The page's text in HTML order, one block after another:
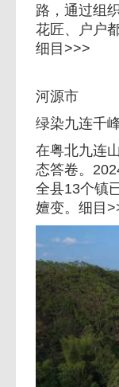
路，通过组
花匠、户户
细目>>>
河源市
绿染九连千
在粤北九连
态答卷。
全县13个镇
嬗变。细目